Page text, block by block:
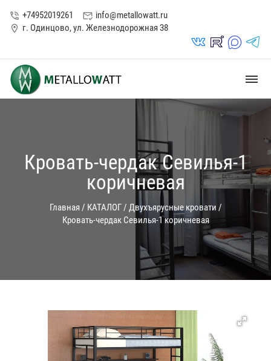
phone_in_talk +74952019261 mark_email_read info@metallowatt.ru
location_on г. Одинцово, ул. Железнодорожная 38
vk_in rutube_in max_s telegrams_in
dehaze
Кровать-чердак Севилья-1
коричневая
Главная / КАТАЛОГ/ Двухъярусные кровати /
Кровать-чердак Севилья-1 коричневая